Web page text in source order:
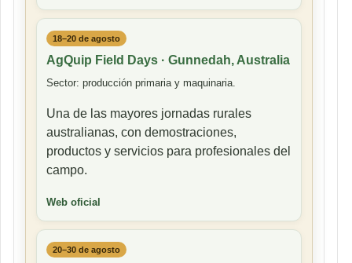
18–20 de agosto
AgQuip Field Days · Gunnedah, Australia
Sector: producción primaria y maquinaria.
Una de las mayores jornadas rurales
australianas, con demostraciones,
productos y servicios para profesionales del
campo.
Web oficial
20–30 de agosto